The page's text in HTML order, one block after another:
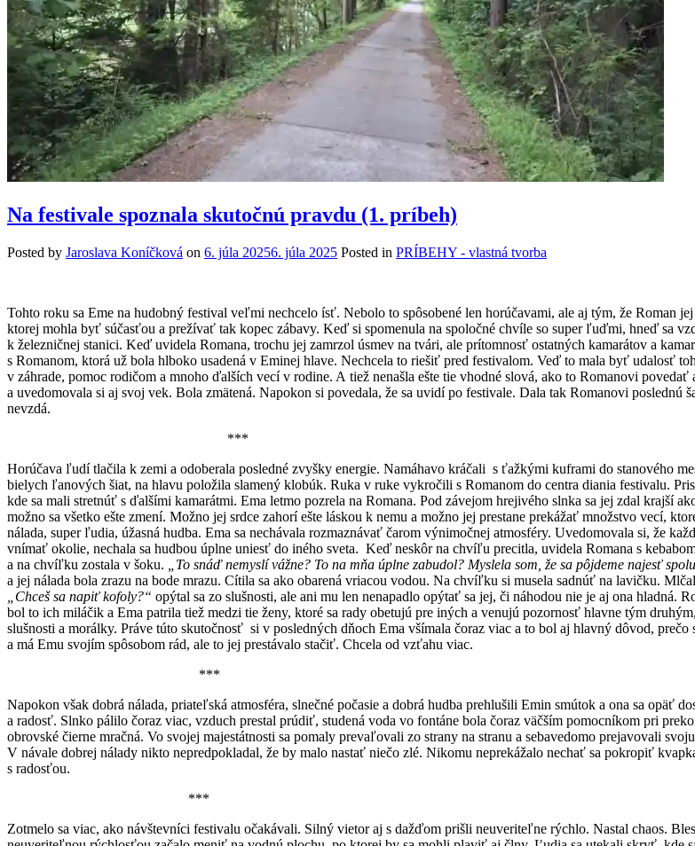
Na festivale spoznala skutočnú pravdu (1. príbeh)
Posted by Jaroslava Koníčková on 6. júla 20256. júla 2025 Posted in PRÍBEHY - vlastná tvorba
Tohto roku sa Eme na hudobný festival veľmi nechcelo ísť. Nebolo to spôsobené len horúčavami, ale aj tým, že Roman
ktorej mohla byť súčasťou a prežívať tak kopec zábavy. Keď si spomenula na spoločné chvíle so super ľuďmi, hneď sa
k železničnej stanici. Keď uvidela Romana, trochu jej zamrzol úsmev na tvári, ale prítomnosť ostatných kamarátov a
s Romanom, ktorá už bola hlboko usadená v Eminej hlave. Nechcela to riešiť pred festivalom. Veď to mala byť udalosť
v záhrade, pomoc rodičom a mnoho ďalších vecí v rodine. A tiež nenašla ešte tie vhodné slová, ako to Romanovi
a uvedomovala si aj svoj vek. Bola zmätená. Napokon si povedala, že sa uvidí po festivale. Dala tak Romanovi poslednú
nevzdá.
***
Horúčava ľudí tlačila k zemi a odoberala posledné zvyšky energie. Namáhavo kráčali s ťažkými kuframi do stanového
bielych ľanových šiat, na hlavu položila slamený klobúk. Ruka v ruke vykročili s Romanom do centra diania festivalu.
kde sa mali stretnúť s ďalšími kamarátmi. Ema letmo pozrela na Romana. Pod závejom hrejivého slnka sa jej zdal krajší
možno sa všetko ešte zmení. Možno jej srdce zahorí ešte láskou k nemu a možno jej prestane prekážať množstvo vecí,
nálada, super ľudia, úžasná hudba. Ema sa nechávala rozmaznávať čarom výnimočnej atmosféry. Uvedomovala si, že
vnímať okolie, nechala sa hudbou úplne uniesť do iného sveta. Keď neskôr na chvíľu precitla, uvidela Romana s
a na chvíľku zostala v šoku.
„To snáď nemyslí vážne? To na mňa úplne zabudol? Myslela som, že sa pôjdeme najesť
a jej nálada bola zrazu na bode mrazu. Cítila sa ako obarená vriacou vodou. Na chvíľku si musela sadnúť na lavičku.
„Chceš sa napiť kofoly?“ opýtal sa zo slušnosti, ale ani mu len nenapadlo opýtať sa jej, či náhodou nie je aj ona hladná.
bol to ich miláčik a Ema patrila tiež medzi tie ženy, ktoré sa rady obetujú pre iných a venujú pozornosť hlavne tým
slušnosti a morálky. Práve túto skutočnosť si v posledných dňoch Ema všímala čoraz viac a to bol aj hlavný dôvod,
a má Emu svojím spôsobom rád, ale to jej prestávalo stačiť. Chcela od vzťahu viac.
***
Napokon však dobrá nálada, priateľská atmosféra, slnečné počasie a dobrá hudba prehlušili Emin smútok a ona sa opäť
a radosť. Slnko pálilo čoraz viac, vzduch prestal prúdiť, studená voda vo fontáne bola čoraz väčším pomocníkom pri
obrovské čierne mračná. Vo svojej majestátnosti sa pomaly prevaľovali zo strany na stranu a sebavedomo prejavovali
V návale dobrej nálady nikto nepredpokladal, že by malo nastať niečo zlé. Nikomu neprekážalo nechať sa pokropiť
s radosťou.
***
Zotmelo sa viac, ako návštevníci festivalu očakávali. Silný vietor aj s dažďom prišli neuveriteľne rýchlo. Nastal chaos.